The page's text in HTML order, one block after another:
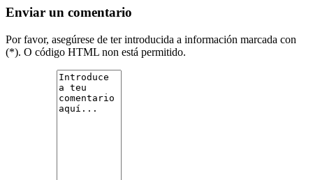
Enviar un comentario
Por favor, asegúrese de ter introducida a información marcada con
(*). O código HTML non está permitido.